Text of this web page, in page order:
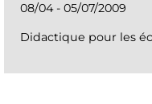
08/04 - 05/07/2009
Didactique pour les